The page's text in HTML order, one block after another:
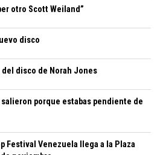
otro Scott Weiland”
disco
disco de Norah Jones
porque estabas pendiente de
Festival Venezuela llega a la Plaza